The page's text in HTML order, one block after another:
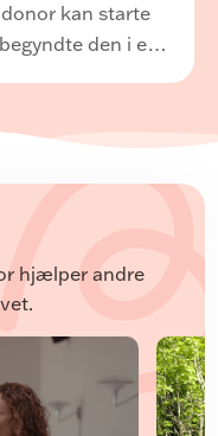
kan starte
den i en
lav blodprocent.
hjælper andre